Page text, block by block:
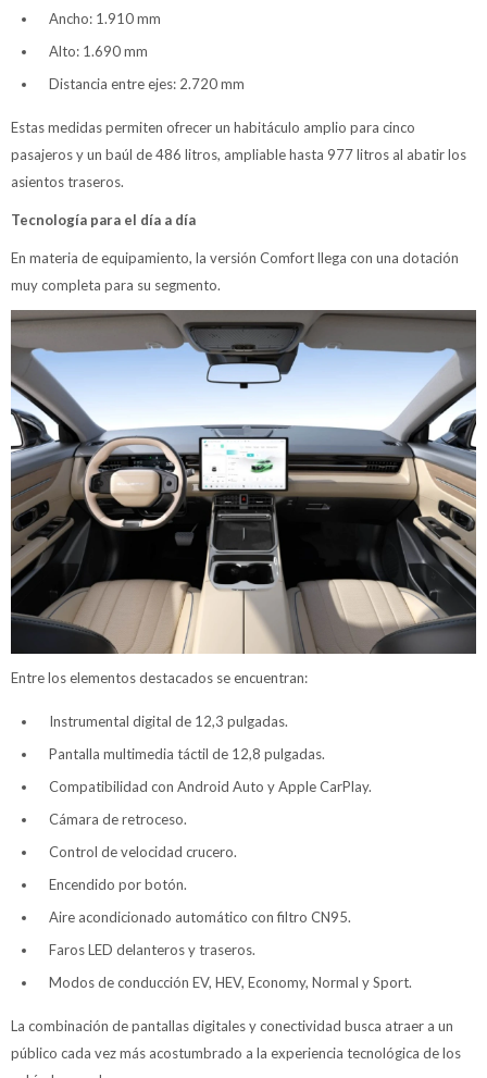
Ancho: 1.910 mm
Alto: 1.690 mm
Distancia entre ejes: 2.720 mm
Estas medidas permiten ofrecer un habitáculo amplio para cinco
pasajeros y un baúl de 486 litros, ampliable hasta 977 litros al abatir los
asientos traseros.
Tecnología para el día a día
En materia de equipamiento, la versión Comfort llega con una dotación
muy completa para su segmento.
Entre los elementos destacados se encuentran:
Instrumental digital de 12,3 pulgadas.
Pantalla multimedia táctil de 12,8 pulgadas.
Compatibilidad con Android Auto y Apple CarPlay.
Cámara de retroceso.
Control de velocidad crucero.
Encendido por botón.
Aire acondicionado automático con filtro CN95.
Faros LED delanteros y traseros.
Modos de conducción EV, HEV, Economy, Normal y Sport.
La combinación de pantallas digitales y conectividad busca atraer a un
público cada vez más acostumbrado a la experiencia tecnológica de los